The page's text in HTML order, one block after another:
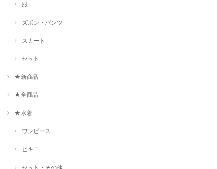
服
ズボン・パンツ
スカート
セット
★新商品
★全商品
★水着
ワンピース
ビキニ
セット・その他